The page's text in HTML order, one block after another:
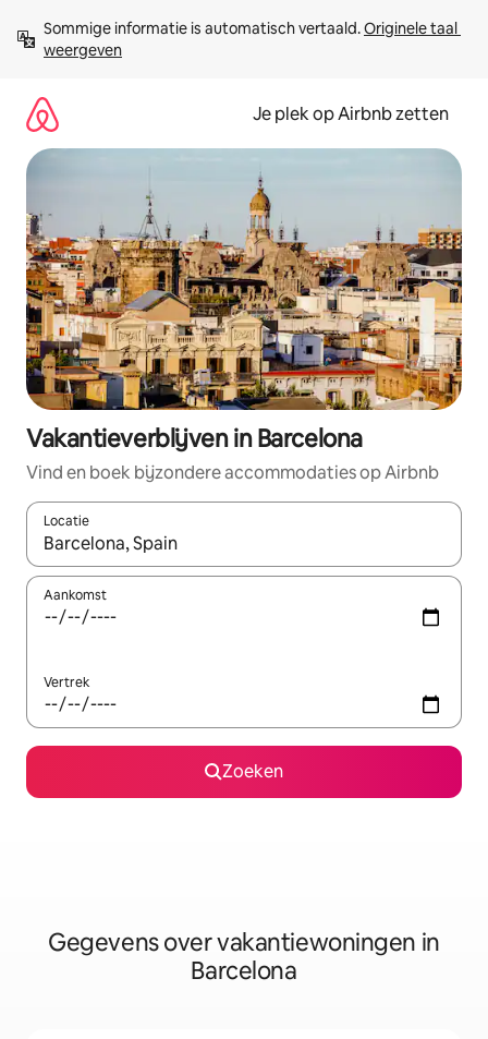
direct
naar
Sommige informatie is automatisch vertaald. Originele taal
weergeven
Je plek op Airbnb zetten
Vakantieverblijven in Barcelona
Vind en boek bijzondere accommodaties op Airbnb
Locatie
Wanneer er resultaten beschikbaar zijn, maak je een keuze
Aankomst
Vertrek
Zoeken
Gegevens over vakantiewoningen in
Barcelona